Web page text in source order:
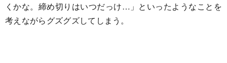
くかな。締め切りはいつだっけ…」といったようなことを
考えながらグズグズしてしまう。